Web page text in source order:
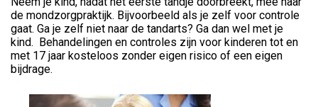
de mondzorgpraktijk. Bijvoorbeeld als je zelf voor controle
gaat. Ga je zelf niet naar de tandarts? Ga dan wel met je
kind. Behandelingen en controles zijn voor kinderen tot en
met 17 jaar kosteloos zonder eigen risico of een eigen
bijdrage.